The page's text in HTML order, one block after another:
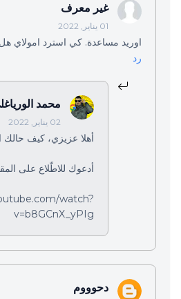
غير معرف
01 يناير, 2022
اوريد مساعدة. كي استرد امولاي
رد
محمد
02 يناير, 2022
أهلا عزيزي، كيف حالك
أدعوك للاطّلاع على
watch?
v=b8GCnX_yPIg
دحوووم